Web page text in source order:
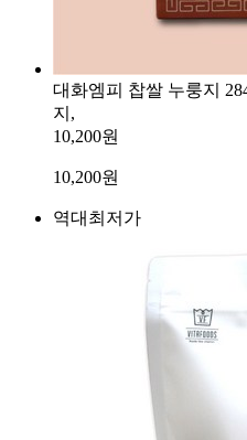
대화엠피 찹쌀 누룽지
지,
10,200원
10,200원
역대최저가